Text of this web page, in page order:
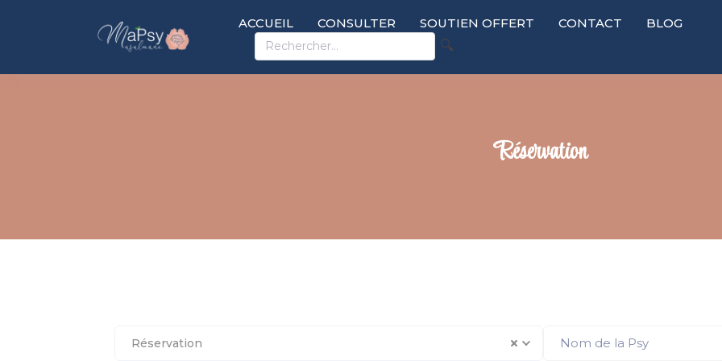
ACCUEIL CONSULTER SOUTIEN OFFERT CONTACT BLOG
🔍
Réservation
Réservation